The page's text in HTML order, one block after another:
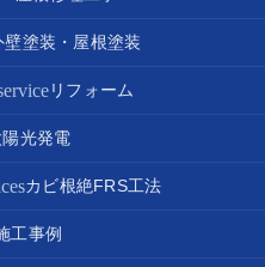
工事
葺き直し
壁塗装・屋根塗装
塗装がお得
リフォーム
ーム
ォーム
ム
光発電
置カビ根絶FRS工法
工事例